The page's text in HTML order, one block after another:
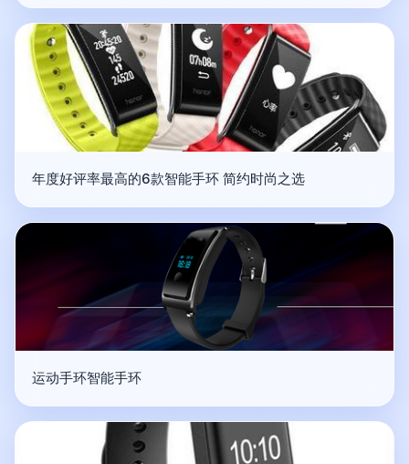
年度好评率最高的6款智能手环 简约时尚之选
运动手环智能手环